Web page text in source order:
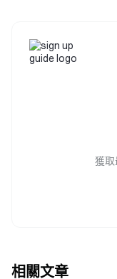
獲
相關文章